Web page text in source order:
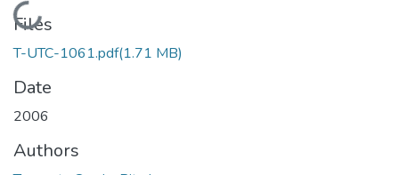
Loading...
Files
T-UTC-1061.pdf(1.71 MB)
Date
2006
Authors